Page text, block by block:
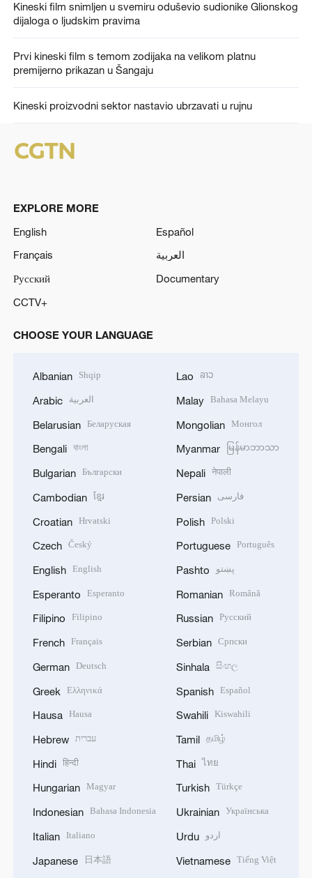
Kineski film snimljen u svemiru oduševio sudionike Glionskog
dijaloga o ljudskim pravima
Prvi kineski film s temom zodijaka na velikom platnu
premijerno prikazan u Šangaju
Kineski proizvodni sektor nastavio ubrzavati u rujnu
EXPLORE MORE
English
Español
Français
العربية
Русский
Documentary
CCTV+
CHOOSE YOUR LANGUAGE
Albanian Shqip
Arabic العربية
Belarusian Беларуская
Bengali বাংলা
Bulgarian Български
Cambodian ខ្មែរ
Croatian Hrvatski
Czech Český
English English
Esperanto Esperanto
Filipino Filipino
French Français
German Deutsch
Greek Ελληνικά
Hausa Hausa
Hebrew עברית
Hindi हिन्दी
Hungarian Magyar
Indonesian Bahasa Indonesia
Italian Italiano
Japanese
日本語
Lao ລາວ
Malay Bahasa Melayu
Mongolian Монгол
Myanmar မြန်မာဘာသာ
Nepali नेपाली
Persian فارسی
Polish Polski
Portuguese Português
Pashto پښتو
Romanian Română
Russian Русский
Serbian Српски
Sinhala සිංහල
Spanish Español
Swahili Kiswahili
Tamil தமிழ்
Thai ไทย
Turkish Türkçe
Ukrainian Українська
Urdu اردو
Vietnamese Tiếng Việt